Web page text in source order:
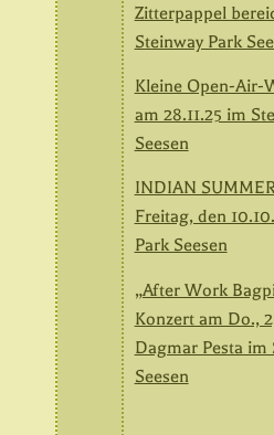
Zitterpappel
Steinway Park
Kleine Open-Air-
am 28.11.25 im
Seesen
INDIAN
Freitag, den
Park Seesen
„After Work
Konzert am Do.,
Dagmar Pesta im
Seesen